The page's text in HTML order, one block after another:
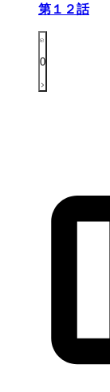
第１２話
0